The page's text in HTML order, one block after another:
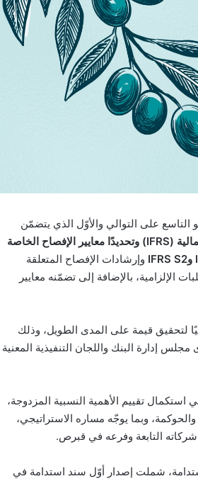
الاستدامة لعام 2025، وهو التاسع على التوالي والأوّل الذي يتضمّن
المعايير الدولية لإعداد التقارير المالية (IFRS) وتحديدًا معايير الإفصاح الخاصة
وإرشادات الإفصاح المتعلقة
بالإضافة إلى تضمّنه معايير
لتحقيق قيمة على المدى الطويل، وذلك
إدارة البنك واللجان التنفيذية المعنية
في استكمال تقييم الأهمية النسبية المزدوجة،
والحوكمة، وبما يوجّه مساره الاستراتيجي،
شملت إصدار أوّل سند استدامة في